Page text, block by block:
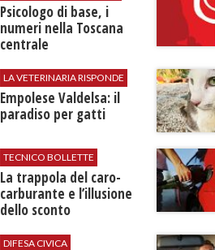
Psicologo di base, i
numeri nella Toscana
centrale
LA VETERINARIA RISPONDE
Empolese Valdelsa: il
paradiso per gatti
TECNICO BOLLETTE
​La trappola del caro-
carburante e l’illusione
dello sconto
DIFESA CIVICA